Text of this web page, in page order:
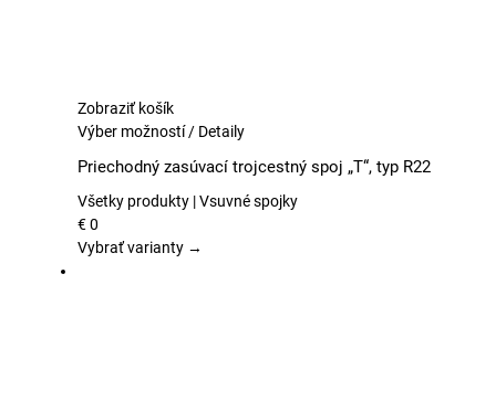
Zobraziť košík
Výber možností Tento
má
viacero
Možnosti
/Detaily
Priechodný zasúvací trojcestný spoj „T“, typ R22
Všetky produkty | Vsuvné spojky
€0
Vybrať varianty →